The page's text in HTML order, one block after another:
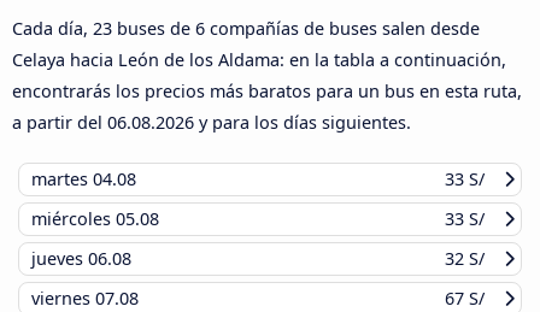
Cada día, 23 buses de 6 compañías de buses salen desde
Celaya hacia León de los Aldama: en la tabla a continuación,
encontrarás los precios más baratos para un bus en esta ruta,
a partir del 06.08.2026 y para los días siguientes.
martes 04.08
33 S/
miércoles 05.08
33 S/
jueves 06.08
32 S/
viernes 07.08
67 S/